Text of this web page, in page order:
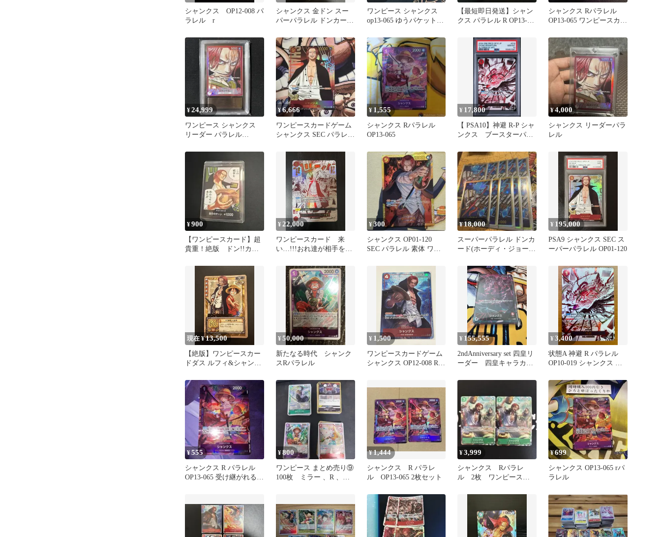
シャンクス OP12-008 パ
ラレル r
シャンクス 金ドン スー
パーパラレル ドンカード
ワンピース シャンクス
op13-065 ゆうパケットポ
【最短即日発送】シャン
クス パラレル R OP13-
シャンクス Rパラレル
OP13-065 ワンピースカー
¥24,999
ワンピース シャンクス
リーダー パラレル
¥6,666
ワンピースカードゲーム
シャンクス SEC パラレル
¥ 1,555
シャンクス Rパラレル
OP13-065
¥ 17,800
【 PSA10】神避 R-P シャ
ンクス ブースターパッ
¥4,000
シャンクス リーダーパラ
レル
¥900
【ワンピースカード】超
貴重！絶版 ドン!!カー
¥ 22,000
ワンピースカード 来
い…!!!おれ達が相手をし
¥300
シャンクス OP01-120
SEC パラレル 素体 ワン
¥18,000
スーパーパラレル ドンカ
ード(ホーディ・ジョーン
¥ 195,000
PSA9 シャンクス SEC ス
ーパーパラレル OP01-120
現在 ¥13,500
【絶版】ワンピースカー
ドダス ルフィ&シャンク
¥50,000
新たなる時代 シャンク
スRパラレル
¥ 1,500
ワンピースカードゲーム
シャンクス OP12-008 Rパ
¥ 155,555
2ndAnniversary set 四皇リ
ーダー 四皇キャラカー
¥3,400
状態A 神避 R パラレル
OP10-019 シャンクス ★
カードゲーム
¥555
シャンクス R パラレル
OP13-065 受け継がれる意
¥800
ワンピース まとめ売り⑨
100枚 ミラー 、R 、パ
¥1,444
シャンクス R パラレ
ル OP13-065 2枚セット
¥3,999
シャンクス Rパラレ
ル 2枚 ワンピースカ
¥699
シャンクス OP13-065 rパ
ラレル